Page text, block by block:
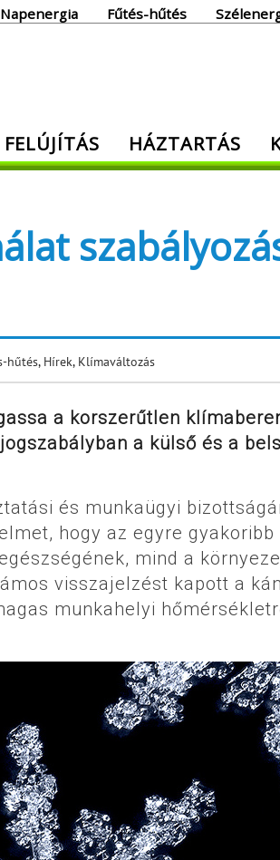
Napenergia Fűtés-hűtés
ami energia!HÁZTARTÁS
hűtés, Hírek, Klímaváltozás
a korszerűtlen
a külső és a
és munkaügyi
hogy az egyre gyakoribb
mind a
visszajelzést kapott a
munkahelyi